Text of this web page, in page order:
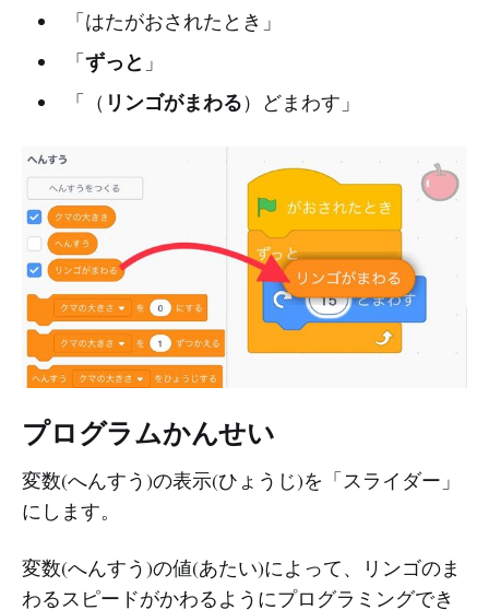
「はたがおされたとき」
「ずっと 」
「（ リンゴがまわる）どまわす」
プログラムかんせい
変数(へんすう)の表示(ひょうじ)を「スライダー」
にします。
変数(へんすう)の値(あたい)によって、リンゴのま
わるスピードがかわるようにプログラミングでき